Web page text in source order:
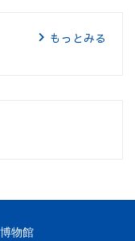
もっとみる
物館